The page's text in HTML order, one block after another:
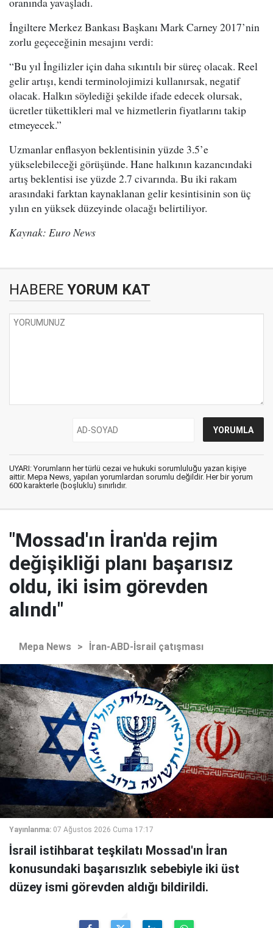
İngiltere Merkez Bankası Başkanı Mark Carney 2017’nin
zorlu geçeceğinin mesajını verdi:
“Bu yıl İngilizler için daha sıkıntılı bir süreç olacak. Reel
gelir artışı, kendi terminolojimizi kullanırsak, negatif
olacak. Halkın söylediği şekilde ifade edecek olursak,
ücretler tükettikleri mal ve hizmetlerin fiyatlarını takip
etmeyecek.”
Uzmanlar enflasyon beklentisinin yüzde 3.5’e
yükselebileceği görüşünde. Hane halkının kazancındaki
artış beklentisi ise yüzde 2.7 civarında. Bu iki rakam
arasındaki farktan kaynaklanan gelir kesintisinin son üç
yılın en yüksek düzeyinde olacağı belirtiliyor.
Kaynak: Euro News
HABERE YORUM KAT
UYARI: Yorumların her türlü cezai ve hukuki sorumluluğu yazan kişiye
aittir. Mepa News, yapılan yorumlardan sorumlu değildir. Her bir yorum
600 karakterle (boşluklu) sınırlıdır.
"Mossad'ın İran'da rejim
değişikliği planı başarısız
oldu, iki isim görevden
alındı"
Mepa News > İran-ABD-İsrail çatışması
Yayınlanma: 07 Ağustos 2026 Cuma 17:17
İsrail istihbarat teşkilatı Mossad'ın İran
konusundaki başarısızlık sebebiyle iki üst
düzey ismi görevden aldığı bildirildi.